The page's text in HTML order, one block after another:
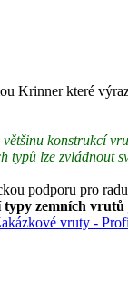
Krinner které
konstrukcí
typů lze zvládnout
podporu pro
zemních vrutů
vruty - Profi